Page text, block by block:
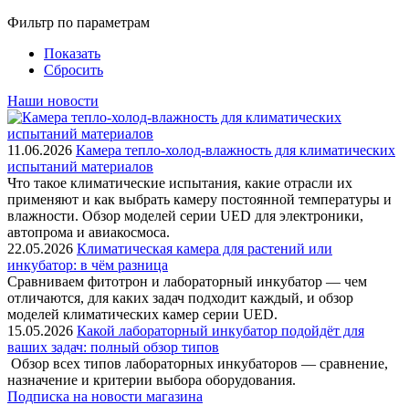
Фильтр по параметрам
Показать
Сбросить
Наши новости
11.06.2026 Камера тепло-холод-влажность для климатических
испытаний материалов
Что такое климатические испытания, какие отрасли их
применяют и как выбрать камеру постоянной температуры и
влажности. Обзор моделей серии UED для электроники,
автопрома и авиакосмоса.
22.05.2026 Климатическая камера для растений или
инкубатор: в чём разница
Сравниваем фитотрон и лабораторный инкубатор — чем
отличаются, для каких задач подходит каждый, и обзор
моделей климатических камер серии UED.
15.05.2026 Какой лабораторный инкубатор подойдёт для
ваших задач: полный обзор типов
Обзор всех типов лабораторных инкубаторов — сравнение,
назначение и критерии выбора оборудования.
Подписка на новости магазина